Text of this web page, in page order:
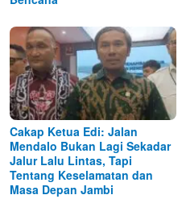
Cakap Ketua Edi: Jalan
Mendalo Bukan Lagi Sekadar
Jalur Lalu Lintas, Tapi
Tentang Keselamatan dan
Masa Depan Jambi